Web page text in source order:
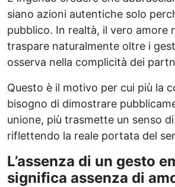
siano azioni autentiche solo
pubblico. In realtà, il vero amore
traspare naturalmente oltre i
osserva nella complicità dei
Questo è il motivo per cui più la
bisogno di dimostrare
unione, più trasmette un senso di
riflettendo la reale portata del
L’assenza di un gesto
significa assenza di